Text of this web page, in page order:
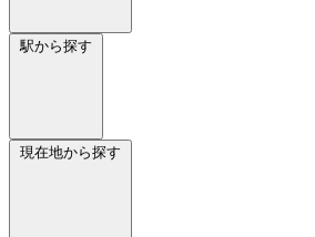
駅から探す
現在地から探す